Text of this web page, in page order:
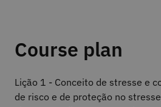
Course plan
Lição 1 - Conceito de stresse e
de risco e de proteção no stresse